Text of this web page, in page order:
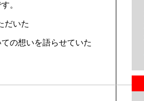
。
だいた
の想いを語らせていた